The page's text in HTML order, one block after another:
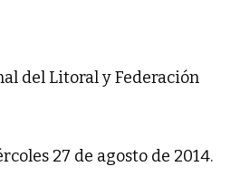
del Litoral y Federación
27 de agosto de 2014.